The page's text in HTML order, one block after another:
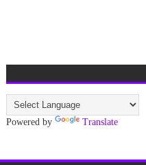
Powered by Translate